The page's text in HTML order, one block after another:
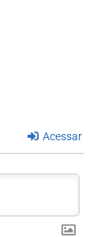
Acessar